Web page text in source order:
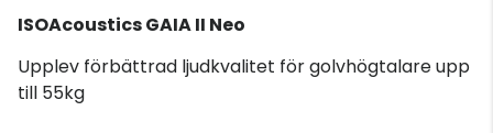
ISOAcousticsGAIA II Neo
Upplev förbättrad ljudkvalitet för golvhögtalare upp
till 55kg